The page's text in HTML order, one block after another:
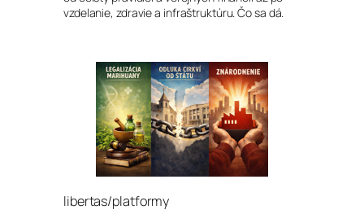
vzdelanie, zdravie a infraštruktúru. Čo sa dá.
libertas/platformy